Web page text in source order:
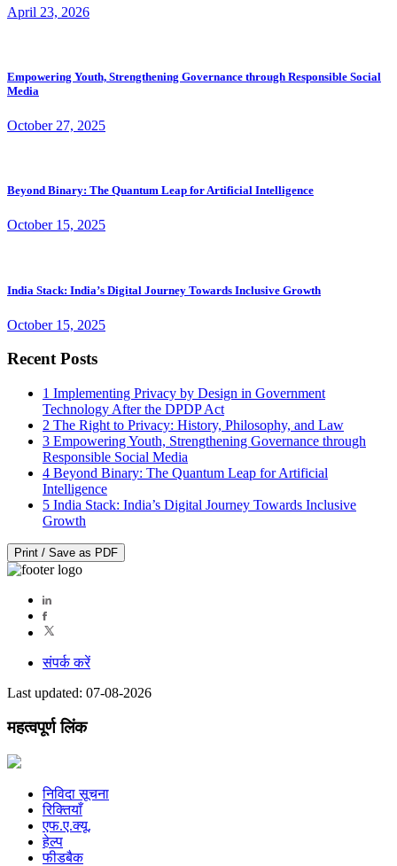
April 23, 2026
Empowering Youth, Strengthening Governance through Responsible Social
Media
October 27, 2025
Beyond Binary: The Quantum Leap for Artificial Intelligence
October 15, 2025
India Stack: India’s Digital Journey Towards Inclusive Growth
October 15, 2025
Recent Posts
1 Implementing Privacy by Design in Government
Technology After the DPDP Act
2 The Right to Privacy: History, Philosophy, and Law
3 Empowering Youth, Strengthening Governance through
Responsible Social Media
4 Beyond Binary: The Quantum Leap for Artificial
Intelligence
5 India Stack: India’s Digital Journey Towards Inclusive
Growth
Print / Save as PDF
संपर्क करें
Last updated: 07-08-2026
महत्वपूर्ण लिंक
निविदा सूचना
रिक्तियाँ
एफ.ए.क्यू.
हेल्प
फीडबैक